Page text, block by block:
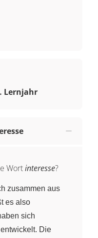
Lernjahr
Wortinteresse?
zusammen aus
es also
sich
Die